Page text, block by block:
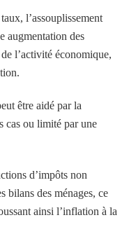
l’assouplissement
augmentation des
l’activité économique,
être aidé par la
cas ou limité par une
d’impôts non
bilans des ménages, ce
ainsi l’inflation à la